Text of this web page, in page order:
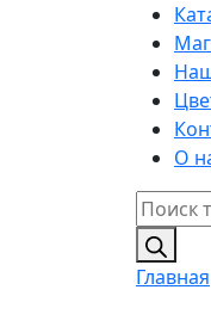
О
Поиск
товаров
Главная